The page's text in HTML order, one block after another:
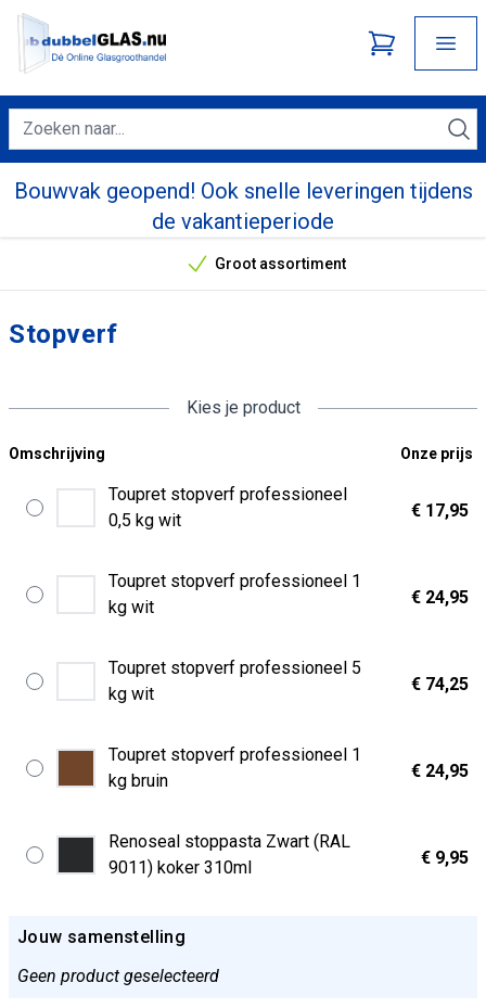
Bouwvak geopend! Ook snelle leveringen tijdens
de vakantieperiode
Onze unieke verkoopargumenten
Groot assortiment
Stopverf
Kies je product
Omschrijving Onze prijs
Toupret stopverf professioneel
0,5 kg wit
€ 17,95
Toupret stopverf professioneel 1
kg wit
€ 24,95
Toupret stopverf professioneel 5
kg wit
€ 74,25
Toupret stopverf professioneel 1
kg bruin
€ 24,95
Renoseal stoppasta Zwart (RAL
9011) koker 310ml
€ 9,95
Jouw samenstelling
Geen product geselecteerd